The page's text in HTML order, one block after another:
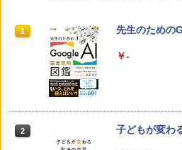
1 先生のための
￥-
2 子どもが変わ